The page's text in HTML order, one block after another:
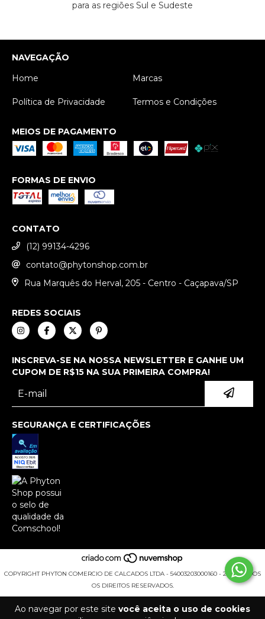
Ao navegar por este site você aceita o uso de cookies
para as regiões Sul e Sudeste
NAVEGAÇÃO
Home
Marcas
Política de Privacidade Termos e Condições
MEIOS DE PAGAMENTO
FORMAS DE ENVIO
CONTATO
(12) 99134-4296
contato@phytonshop.com.br
Rua Marquês do Herval, 205 - Centro - Caçapava/SP
REDES SOCIAIS
INSCREVA-SE NA NOSSA NEWSLETTER E GANHE UM
CUPOM DE R$15 NA SUA PRIMEIRA COMPRA!
SEGURANÇA E CERTIFICAÇÕES
COPYRIGHT PHYTON COMERCIO DE CALCADOS LTDA - 54003203000160 - 2026. TODOS
OS DIREITOS RESERVADOS.